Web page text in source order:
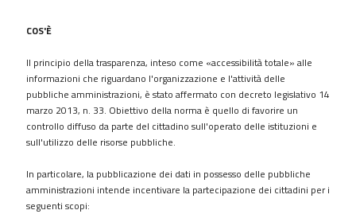
Performance
Enti
controllati
Attività
e
procedimenti
Controlli
sulle
COS'È
Il principio della trasparenza, inteso come «accessibilità totale» alle
informazioni che riguardano l'organizzazione e l'attività delle
pubbliche amministrazioni, è stato affermato con decreto legislativo 14
marzo 2013, n. 33. Obiettivo della norma è quello di favorire un
controllo diffuso da parte del cittadino sull'operato delle istituzioni e
sull'utilizzo delle risorse pubbliche.
In particolare, la pubblicazione dei dati in possesso delle pubbliche
amministrazioni intende incentivare la partecipazione dei cittadini per i
seguenti scopi: